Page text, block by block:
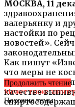
МОСКВА, 11
валерьянку и
настойки по
новостей».
Как пишут
что меры не
препаратов, не
качестве
Продолжить чтение
Может также
Похожие темы: